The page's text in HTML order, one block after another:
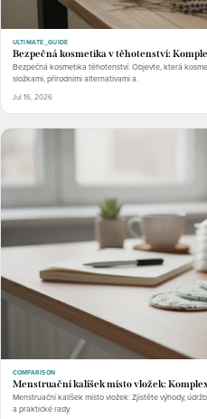
ULTIMATE_GUIDE
Bezpečná kosmetika v těhotenství:
Bezpečná kosmetika těhotenství: Objevte, která
složkami, přírodními alternativami a.
Jul 16, 2026
COMPARISON
Menstruační kalíšek místo vložek:
Menstruační kalíšek místo vložek: Zjistěte výhody,
a praktické rady.